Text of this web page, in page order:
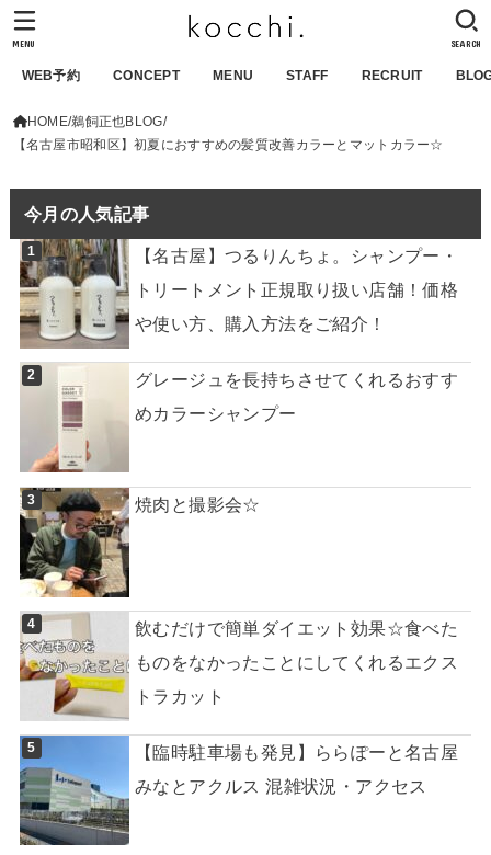
WEB予約 CONCEPT MENU STAFF RECRUIT
SEARCH
MENU
HOME 鵜飼正也BLOG
【名古屋市昭和区】初夏におすすめの髪質改善カラーとマットカラー☆
今月の人気記事
【名古屋】つるりんちょ。シャンプー・
トリートメント正規取り扱い店舗！価格
や使い方、購入方法をご紹介！
グレージュを長持ちさせてくれるおすす
めカラーシャンプー
焼肉と撮影会☆
飲むだけで簡単ダイエット効果☆食べた
ものをなかったことにしてくれるエクス
トラカット
【臨時駐車場も発見】ららぽーと名古屋
みなとアクルス 混雑状況・アクセス